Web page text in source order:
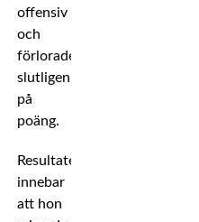
offensiv
och
förlorade
slutligen
på
poäng.
Resultatet
innebar
att hon